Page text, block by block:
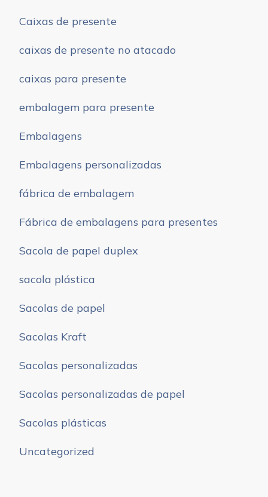
Caixas de presente
caixas de presente no atacado
caixas para presente
embalagem para presente
Embalagens
Embalagens personalizadas
fábrica de embalagem
Fábrica de embalagens para presentes
Sacola de papel duplex
sacola plástica
Sacolas de papel
Sacolas Kraft
Sacolas personalizadas
Sacolas personalizadas de papel
Sacolas plásticas
Uncategorized